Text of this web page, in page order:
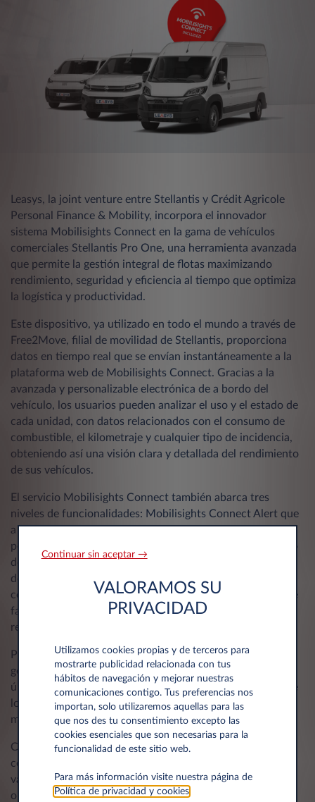
Leasys, la joint venture entre Stellantis y Crédit Agricole
Personal Finance & Mobility, incorpora el innovador
sistema Mobilisights Connect en la gama de vehículos
comerciales Stellantis Pro One, una herramienta avanzada
que permite la gestión integral de flotas maximizando
rendimiento, seguridad y eficiencia al tiempo que optimiza
la logística y productividad.
Este dispositivo, ya utilizado en todo el mundo a través de
Free2Move, filial de movilidad de Stellantis, proporciona
datos en tiempo real que se envían instantáneamente a la
plataforma web de Mobilisights Connect. Gracias a la
avanzada y personalizable electrónica de a bordo del
vehículo, los usuarios pueden analizar el uso y el estado de
cada unidad, con datos relacionados con el consumo de
combustible, el kilometraje y cualquier tipo de incidencia,
obteniendo así una visión clara y detallada del rendimiento
de sus vehículos.
El servicio Mobilisights Connect también abarca tres
niveles de funcionalidades: Mobilisights Connect Alert que
a través alertas mecánicas y de mantenimiento que
permiten un mantenimiento preventivo y reducen el riesgo
de imprevistos; ecodriving, que informa sobre los hábitos
de conducción, ayudando a reducir el consumo de
combustible y el impacto ambiental; y geolocalización, que
facilita la ubicación y gestión de toda la flota en tiempo
real.
Por todo ello, Mobilisights Connect no solo facilita la
gestión de flota mediante tecnologías de conectividad de
última generación, sino que también optimiza el control de
los costes operativos, abarcando gastos de asistencia y
mantenimiento.
Con esta integración, Leasys refleja su firme compromiso
con la innovación y la adopción de tecnologías de
vanguardia, garantizando a sus clientes una experiencia
optimizada y alineada con las necesidades actuales del
Continuar sin aceptar →
VALORAMOS SU
PRIVACIDAD
Utilizamos cookies propias y de terceros para
mostrarte publicidad relacionada con tus
hábitos de navegación y mejorar nuestras
comunicaciones contigo. Tus preferencias nos
importan, solo utilizaremos aquellas para las
que nos des tu consentimiento excepto las
cookies esenciales que son necesarias para la
funcionalidad de este sitio web.
Para más información visite nuestra página de
Política de privacidad y cookies.